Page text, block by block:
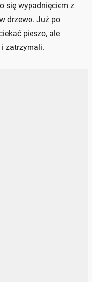
się wypadnięciem z
drzewo. Już po
pieszo, ale
i zatrzymali.